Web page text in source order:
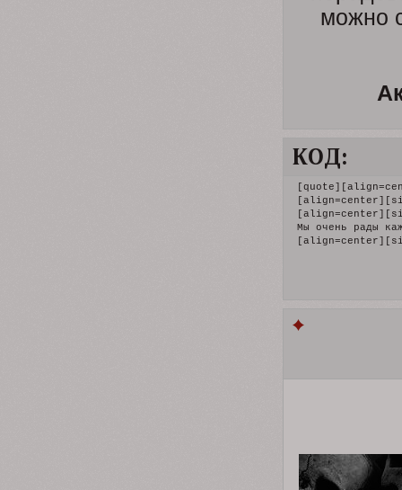
можно
КОД:
Мы очень рады